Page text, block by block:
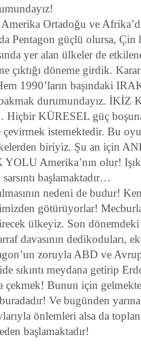
Amerika Ortadoğu ve
Pentagon güçlü olursa, Çin
yer alan ülkeler de
çıktığı döneme girdik.
1990’ların başındaki
durumundayız. İKİZ
Hiçbir KÜRESEL güç
istemektedir. Bu
biriyiz. Şu an için
Amerika’nın olur!
başlamaktadır…
nedeni de budur!
götürüyorlar!
ülkeyiz. Son
davasının dedikoduları,
zoruyla ABD ve
sıkıntı meydana getirip
çekmek! Bunun için
Ve bugünden
önlemleri alsa da
başlamaktadır!